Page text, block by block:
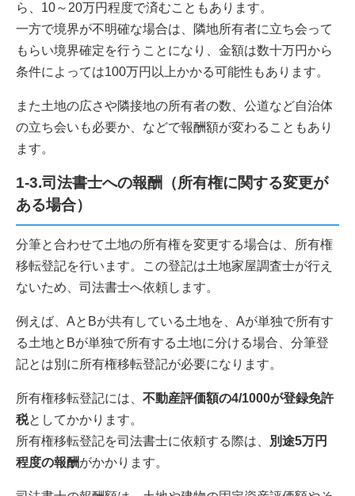
ら、10～20万円程度で済むこともあります。
一方で境界が不明確な場合は、隣地所有者に立ち会って
もらい境界確定を行うことになり、金額は数十万円から
条件によっては100万円以上かかる可能性もあります。
また土地の広さや隣接地の所有者の数、公道など自治体
の立ち会いも必要か、などで報酬額が変わることもあり
ます。
1-3.司法書士への報酬（所有権に関する変更が
ある場合）
分筆と合わせて土地の所有権を変更する場合は、所有権
移転登記を行います。この登記は土地家屋調査士が行え
ないため、司法書士へ依頼します。
例えば、AとBが共有している土地を、Aが単独で所有す
る土地とBが単独で所有する土地に分ける場合、分筆登
記とは別に所有権移転登記が必要になります。
所有権移転登記には、 不動産評価額の4/1000が登録免許
税としてかかります。
所有権移転登記を司法書士に依頼する際は、
別途5万円
程度の報酬がかかります。